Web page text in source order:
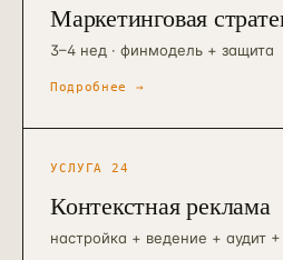
Маркетинговая
3–4 нед · финмодель + защита
Подробнее →
УСЛУГА24
Контекстная реклама
настройка + ведение + аудит